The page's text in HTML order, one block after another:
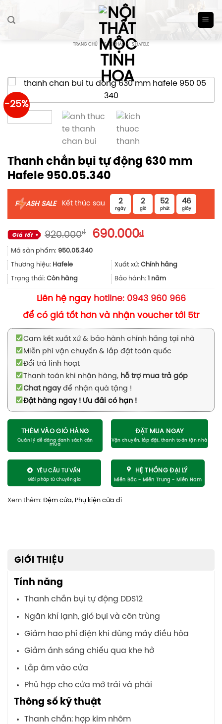
TRANG CHỦ / SẢN PHẨM / S HAFELE
-25%
Thanh chắn bụi tự động 630 mm
Hafele 950.05.340
F ASH SALE Kết thúc sau 2
ngày
2
giờ
52
phút
45
giây
920.000₫
Giá
gốc
là:
920.000₫.
690.000₫Giá
là:
690.000₫.
Mã sản phẩm: 950.05.340
Thương hiệu: Hafele Xuất xứ: Chính hãng
Trạng thái: Còn hàng Bảo hành: 1 năm
Liên hệ ngay hotline: 0943 960 966
để có giá tốt hơn và nhận voucher tới 5tr
Cam kết xuất xứ & bảo hành chính hãng tại nhà
Miễn phí vận chuyển & lắp đặt toàn quốc
Đổi trả linh hoạt
Thanh toán khi nhận hàng, hỗ trợ mua trả góp
Chat ngayđể nhận quà tặng !
Đặt hàng ngay ! Ưu đãi có hạn !
THÊM VÀO GIỎ HÀNG ĐẶT MUA NGAY
YÊU CẦU TƯ VẤN HỆ THỐNG ĐẠI LÝ
Xem thêm: Đệm cửa, Phụ kiện cửa đi
GIỚI THIỆU
Tính năng
Thanh chắn bụi tự động DDS12
Ngăn khí lạnh, gió bụi và côn trùng
Giảm hao phí điện khi dùng máy điều hòa
Giảm ánh sáng chiếu qua khe hở
Lắp âm vào cửa
Phù hợp cho cửa mở trái và phải
Thông số kỹ thuật
Thanh chắn: hợp kim nhôm